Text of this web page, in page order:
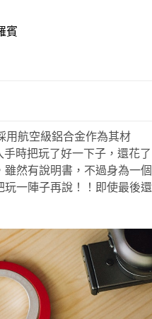
賓
用航空級鋁合金作為其材
時把玩了好一下子，還花了
然有說明書，不過身為一個
一陣子再說！！即使最後還